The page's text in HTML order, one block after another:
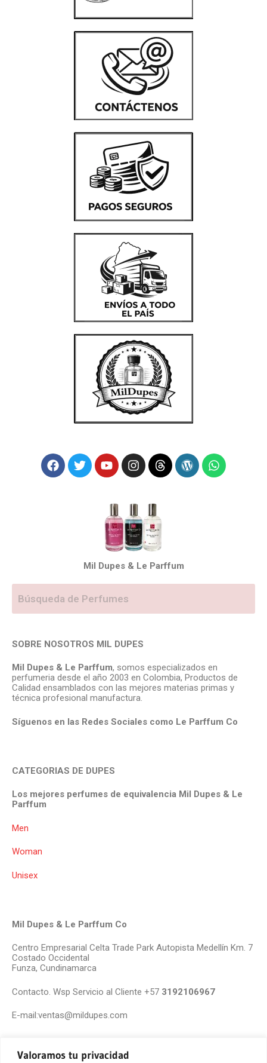
Valoramos tu privacidad
Mil Dupes & Le Parffum
SOBRE NOSOTROS MIL DUPES
Mil Dupes & Le Parffum, somos especializados en
perfumeria desde el año 2003 en Colombia, Productos de
Calidad ensamblados con las mejores materias primas y
técnica profesional manufactura.
Síguenos en las Redes Sociales como Le Parffum Co
CATEGORIAS DE DUPES
Los mejores perfumes de equivalencia Mil Dupes & Le
Parffum
Men
Woman
Unisex
Mil Dupes & Le Parffum Co
Centro Empresarial Celta Trade Park Autopista Medellín Km. 7
Costado Occidental
Funza, Cundinamarca
Contacto. Wsp Servicio al Cliente +57 3192106967
E-mail:ventas@mildupes.com